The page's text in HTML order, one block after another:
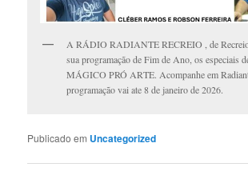
A RÁDIO RADIANTE RECREIO , de
sua programação de Fim de Ano, os especiais
MÁGICO PRÓ ARTE. Acompanhe em
programação vai ate 8 de janeiro de 2026.
Publicado em Uncategorized